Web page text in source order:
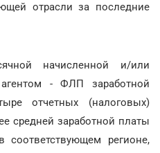
отрасли за последние
начисленной и/или
- ФЛП заработной
отчетных (налоговых)
средней заработной платы
регионе,